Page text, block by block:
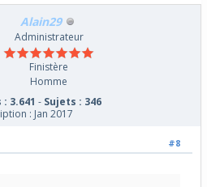
Alain29
Administrateur
Finistère
Homme
3.641 - Sujets : 346
: Jan 2017
#8